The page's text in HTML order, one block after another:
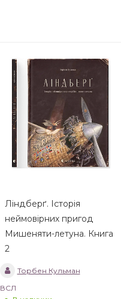
Ліндберґ. Історія
неймовірних пригод
Мишеняти-летуна. Книга
2
Торбен Кульман
ВСЛ